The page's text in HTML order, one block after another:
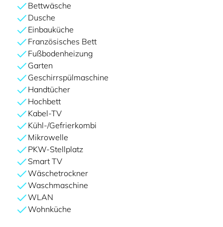
Bettwäsche
Dusche
Einbauküche
Französisches Bett
Fußbodenheizung
Garten
Geschirrspülmaschine
Handtücher
Hochbett
Kabel-TV
Kühl-/Gefrierkombi
Mikrowelle
PKW-Stellplatz
Smart TV
Wäschetrockner
Waschmaschine
WLAN
Wohnküche